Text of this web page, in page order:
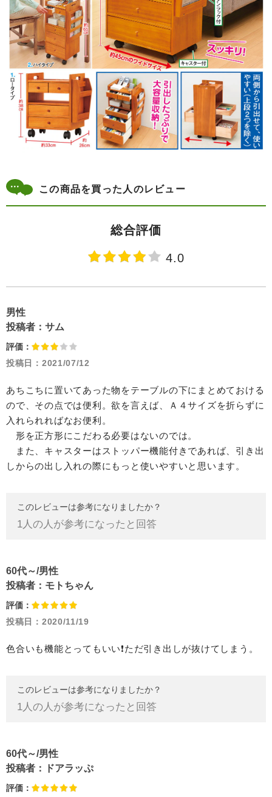
この商品を買った人のレビュー
総合評価
4.0
男性
投稿者： サム
評価：
投稿日： 2021/07/12
あちこちに置いてあった物をテーブルの下にまとめておける
ので、その点では便利。欲を言えば、Ａ４サイズを折らずに
入れられればなお便利。
形を正方形にこだわる必要はないのでは。
また、キャスターはストッパー機能付きであれば、引き出
しからの出し入れの際にもっと使いやすいと思います。
このレビューは参考になりましたか？
1 人の人が参考になったと回答
60代～/男性
投稿者： モトちゃん
評価：
投稿日： 2020/11/19
色合いも機能とってもいい❗ただ引き出しが抜けてしまう。
このレビューは参考になりましたか？
1 人の人が参考になったと回答
60代～/男性
投稿者：
ドアラッぷ
評価：